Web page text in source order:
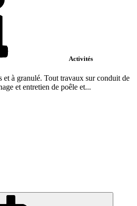
Activités
et à granulé. Tout travaux sur conduit de
et entretien de poêle et...